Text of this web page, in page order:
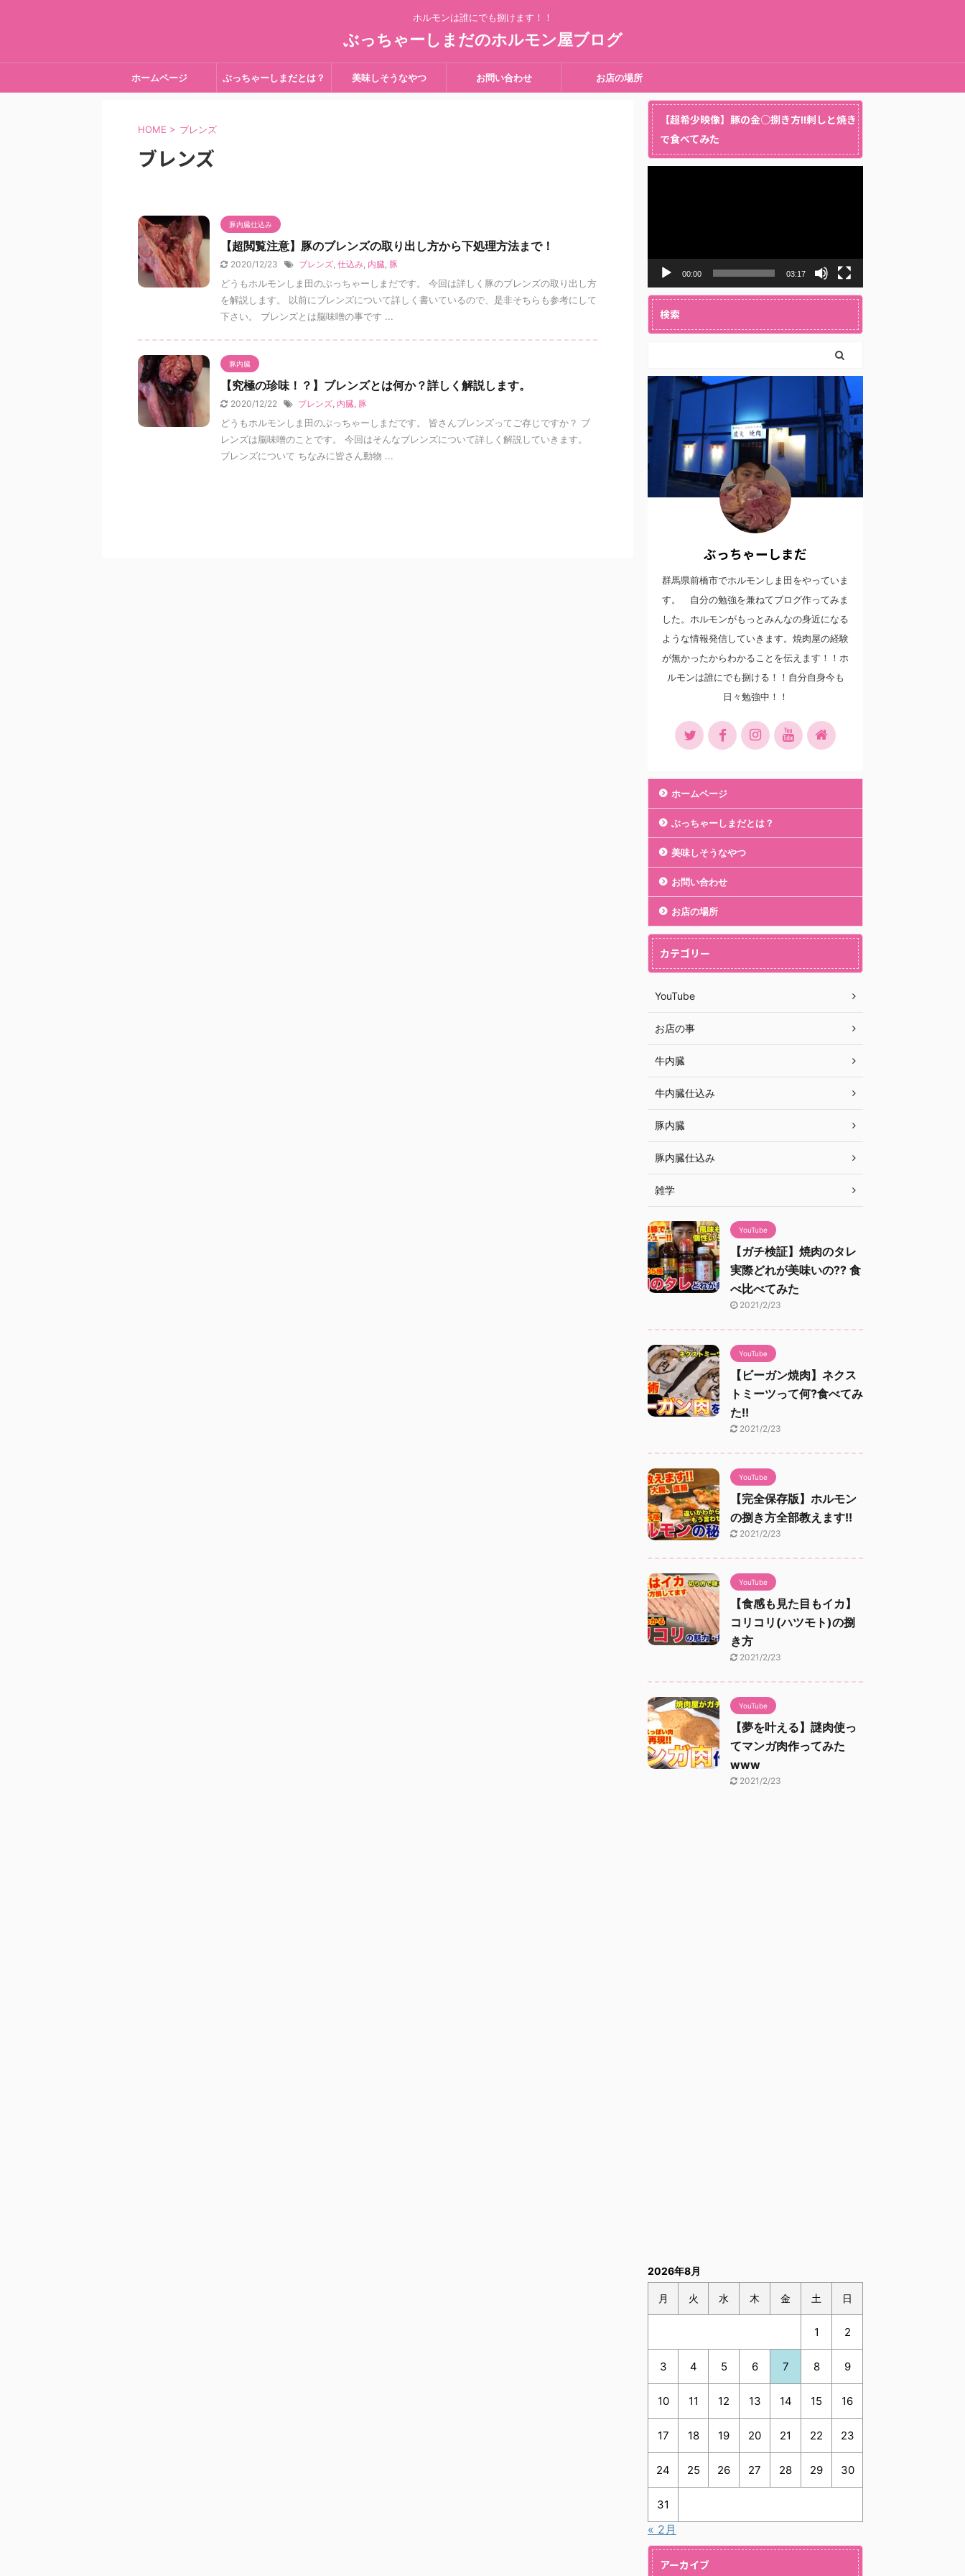
ホルモンは誰にでも捌けます！！
ぶっちゃーしまだのホルモン屋ブログ
ホームページ ぶっちゃーしまだとは？ 美味しそうなやつ お問い合わせ お店の場所
HOME > ブレンズ
ブレンズ
豚内臓仕込み
【超閲覧注意】豚のブレンズの取り出し方から下処理方法まで！
2020/12/23 ブレンズ, 仕込み, 内臓, 豚
どうもホルモンしま田のぶっちゃーしまだです。 今回は詳しく豚のブレンズの取り出し方
を解説します。 以前にブレンズについて詳しく書いているので、是非そちらも参考にして
下さい。 ブレンズとは脳味噌の事です ...
豚内臓
【究極の珍味！？】ブレンズとは何か？詳しく解説します。
2020/12/22 ブレンズ, 内臓, 豚
どうもホルモンしま田のぶっちゃーしまだです。 皆さんブレンズってご存じですか？ ブ
レンズは脳味噌のことです。 今回はそんなブレンズについて詳しく解説していきます。
ブレンズについて ちなみに皆さん動物 ...
【超希少映像】豚の金○捌き方!!刺しと焼き
で食べてみた
00:00 03:17
検索
ぶっちゃーしまだ
群馬県前橋市でホルモンしま田をやっていま
す。 自分の勉強を兼ねてブログ作ってみま
した。ホルモンがもっとみんなの身近になる
ような情報発信していきます。焼肉屋の経験
が無かったからわかることを伝えます！！ホ
ルモンは誰にでも捌ける！！自分自身今も
日々勉強中！！
ホームページ
ぶっちゃーしまだとは？
美味しそうなやつ
お問い合わせ
お店の場所
カテゴリー
YouTube
お店の事
牛内臓
牛内臓仕込み
豚内臓
豚内臓仕込み
雑学
YouTube
【ガチ検証】焼肉のタレ
実際どれが美味いの?? 食
べ比べてみた
2021/2/23
YouTube
【ビーガン焼肉】ネクス
トミーツって何?食べてみ
た!!
2021/2/23
YouTube
【完全保存版】ホルモン
の捌き方全部教えます!!
2021/2/23
YouTube
【食感も見た目もイカ】
コリコリ(ハツモト)の捌
き方
2021/2/23
YouTube
【夢を叶える】謎肉使っ
てマンガ肉作ってみた
www
2021/2/23
2026年8月
月 火 水 木 金 土 日
1 2
3 4 5 6 7 8 9
10 11 12 13 14 15 16
17 18 19 20 21 22 23
24 25 26 27 28 29 30
31
« 2月
アーカイブ